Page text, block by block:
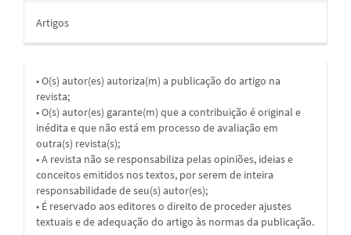
Artigos
• O(s) autor(es) autoriza(m) a publicação do artigo na
revista;
• O(s) autor(es) garante(m) que a contribuição é original e
inédita e que não está em processo de avaliação em
outra(s) revista(s);
• A revista não se responsabiliza pelas opiniões, ideias e
conceitos emitidos nos textos, por serem de inteira
responsabilidade de seu(s) autor(es);
• É reservado aos editores o direito de proceder ajustes
textuais e de adequação do artigo às normas da publicação.